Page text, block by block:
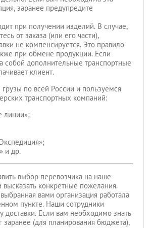
заранее предупредите
при получении изделий. В случае,
от заказа (или его части),
не компенсируется. Это правило
при обмене продукции. Если
собой дополнительные транспортные
клиент.
по всей России и пользуемся
транспортных компаний:
линии»;
и др.
выбор перевозчика на наше
высказать конкретные пожелания.
вами организация работала
пункте. Наши сотрудники
доставки. Если вам необходимо знать
заранее (для планирования бюджета),